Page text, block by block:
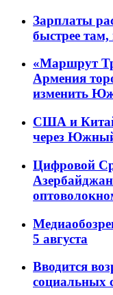
Зарплаты
быстрее там,
«Маршрут
Армения
изменить
США и
через
Цифровой
5 августа
Вводится
социальных